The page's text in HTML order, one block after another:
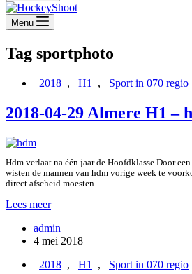
Menu
Tag sportphoto
2018 , H1 , Sport in 070 regio
2018-04-29 Almere H1 –
Hdm verlaat na één jaar de Hoofdklasse Door
wisten de mannen van hdm vorige week te
direct afscheid moesten…
Lees meer2018-
29
Almere
–
admin
4 mei 2018
2018 , H1 , Sport in 070 regio